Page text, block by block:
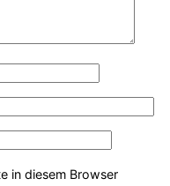
in diesem Browser